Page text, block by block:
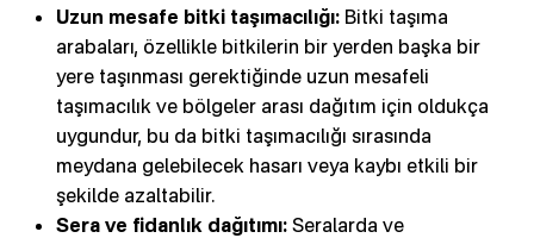
Uzun mesafe bitki taşımacılığı: Bitki taşıma
arabaları, özellikle bitkilerin bir yerden başka bir
yere taşınması gerektiğinde uzun mesafeli
taşımacılık ve bölgeler arası dağıtım için oldukça
uygundur, bu da bitki taşımacılığı sırasında
meydana gelebilecek hasarı veya kaybı etkili bir
şekilde azaltabilir.
Sera ve fidanlık dağıtımı: Seralarda ve